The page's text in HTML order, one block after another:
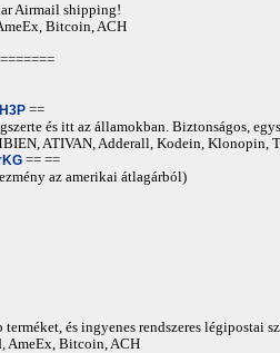
Airmail shipping!
Bitcoin, ACH
==
és itt az államokban. Biztonságos,
ATIVAN, Adderall, Kodein,
== ==
az amerikai átlagárból)
és ingyenes rendszeres légipostai
AmeEx, Bitcoin, ACH